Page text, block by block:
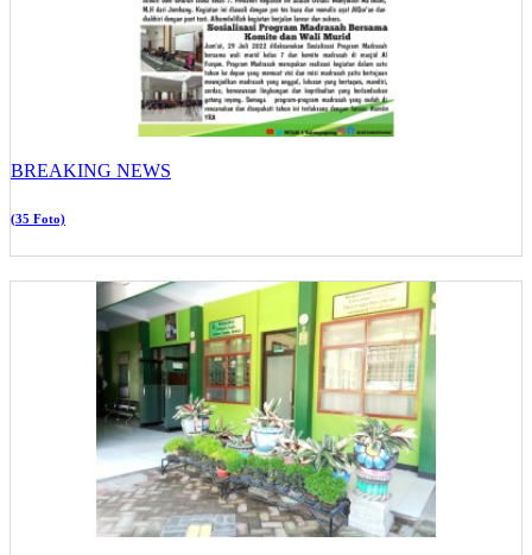
BREAKING NEWS
(35 Foto)